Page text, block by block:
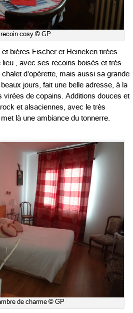
recoin cosy © GP
et bières Fischer et Heineken tirées
, avec ses recoins boisés et très
d’opérette, mais aussi sa grande
jours, fait une belle adresse, à la
virées de copains. Additions douces et
et alsaciennes, avec le très
là une ambiance du tonnerre.
de charme © GP